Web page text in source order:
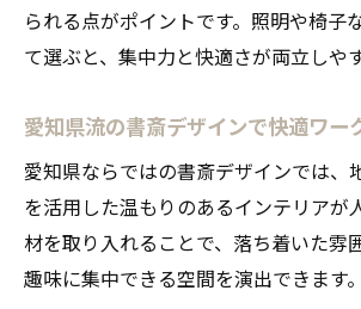
られる点がポイントです。照明や椅子
て選ぶと、集中力と快適さが両立しや
愛知県流の書斎デザインで快適ワー
愛知県ならではの書斎デザインでは、
を活用した温もりのあるインテリアが
材を取り入れることで、落ち着いた雰
趣味に集中できる空間を演出できます。